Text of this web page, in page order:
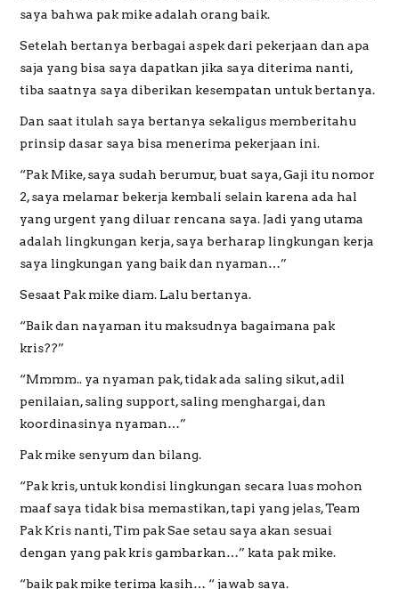
saya bahwa pak mike adalah orang baik.
Setelah bertanya berbagai aspek dari pekerjaan dan apa
saja yang bisa saya dapatkan jika saya diterima nanti,
tiba saatnya saya diberikan kesempatan untuk bertanya.
Dan saat itulah saya bertanya sekaligus memberitahu
prinsip dasar saya bisa menerima pekerjaan ini.
“Pak Mike, saya sudah berumur, buat saya, Gaji itu nomor
2, saya melamar bekerja kembali selain karena ada hal
yang urgent yang diluar rencana saya. Jadi yang utama
adalah lingkungan kerja, saya berharap lingkungan kerja
saya lingkungan yang baik dan nyaman…”
Sesaat Pak mike diam. Lalu bertanya.
“Baik dan nayaman itu maksudnya bagaimana pak
kris??”
“Mmmm.. ya nyaman pak, tidak ada saling sikut, adil
penilaian, saling support, saling menghargai, dan
koordinasinya nyaman…”
Pak mike senyum dan bilang.
“Pak kris, untuk kondisi lingkungan secara luas mohon
maaf saya tidak bisa memastikan, tapi yang jelas, Team
Pak Kris nanti, Tim pak Sae setau saya akan sesuai
dengan yang pak kris gambarkan…” kata pak mike.
“baik pak mike terima kasih… “ jawab saya.